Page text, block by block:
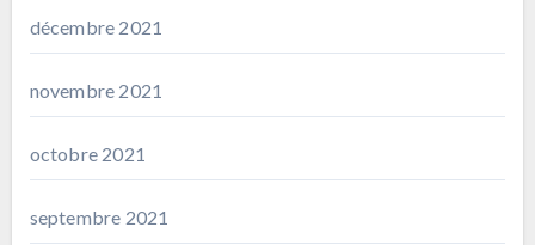
décembre 2021
novembre 2021
octobre 2021
septembre 2021